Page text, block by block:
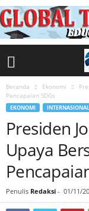
Beranda Ekonomi
Pencapaian SDGs
EKONOMI INTERNASIONAL
Presiden
Upaya
Penulis Redaksi - 01/11/